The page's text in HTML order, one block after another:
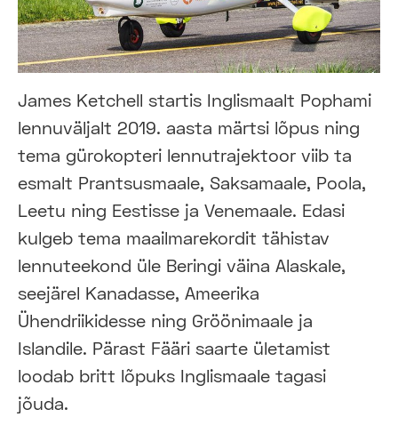
James Ketchell startis Inglismaalt Pophami
lennuväljalt 2019. aasta märtsi lõpus ning
tema gürokopteri lennutrajektoor viib ta
esmalt Prantsusmaale, Saksamaale, Poola,
Leetu ning Eestisse ja Venemaale. Edasi
kulgeb tema maailmarekordit tähistav
lennuteekond üle Beringi väina Alaskale,
seejärel Kanadasse, Ameerika
Ühendriikidesse ning Gröönimaale ja
Islandile. Pärast Fääri saarte ületamist
loodab britt lõpuks Inglismaale tagasi
jõuda.